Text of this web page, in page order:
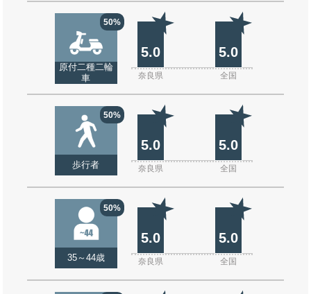
50%
原付二種二輪
車
5.0 5.0
奈良県 全国
50%
歩行者
5.0 5.0
奈良県 全国
50%
35～44歳
5.0 5.0
奈良県 全国